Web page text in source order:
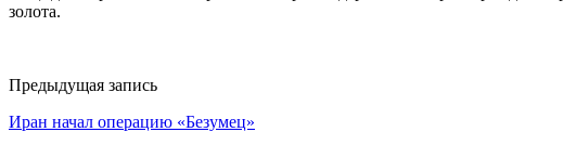
золота.
Предыдущая запись
Иран начал операцию «Безумец»